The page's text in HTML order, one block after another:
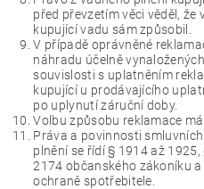
před převzetím věci věděl, že
kupující vadu sám způsobil.
V případě oprávněné
náhradu účelně
souvislosti s uplatněním
kupující u prodávajícího
po uplynutí záruční doby.
Volbu způsobu reklamace
Práva a povinnosti
plnění se řídí § 1914 až
2174 občanského zákoníku
ochraně spotřebitele.